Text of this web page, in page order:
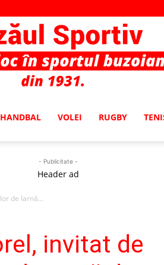
HANDBAL VOLEI RUGBY
- Publicitate -
Header ad
de Iarnă...
invitat de